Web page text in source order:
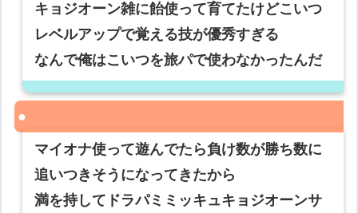
キョジオーン雑に飴使って育てたけどこいつ
レベルアップで覚える技が優秀すぎる
なんで俺はこいつを旅パで使わなかったんだ
マイオナ使って遊んでたら負け数が勝ち数に
追いつきそうになってきたから
満を持してドラパミミッキュキョジオーンサ